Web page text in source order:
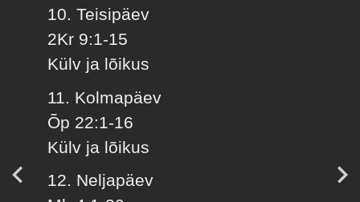
10. Teisipäev
2Kr 9:1-15
Külv ja lõikus
11. Kolmapäev
Õp 22:1-16
Külv ja lõikus
12. Neljapäev